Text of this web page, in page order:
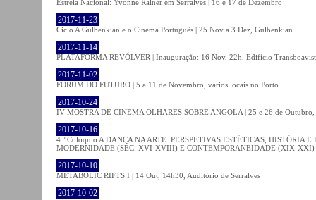
Estreia Nacional: Yvonne Rainer em Serralves | 16 e 17 de Dezembro
2017-11-23
Ciclo A Gulbenkian e o Cinema Português | 25 Nov a 3 Dez, Gulbenkian
2017-11-14
PLATAFORMA REVÓLVER | Inauguração: 16 Nov, 22h, Edifício
2017-11-02
FÓRUM DO FUTURO | 5 a 11 de Novembro, vários locais no Porto
2017-10-24
IV MOSTRA DE CINEMA OLHARES SOBRE ANGOLA | 25 e 26 de
2017-10-16
4.º Colóquio A DANÇA NA ARTE: PERSPETIVAS ESTÉTICAS, HISTÓRIA
MODERNIDADE (SÉC. XVI-XVIII) E CONTEMPORANEIDADE (XIX-XXI)
2017-10-10
METABOLIC RIFTS I | 14 Out, 14h30, Auditório de Serralves
2017-10-02